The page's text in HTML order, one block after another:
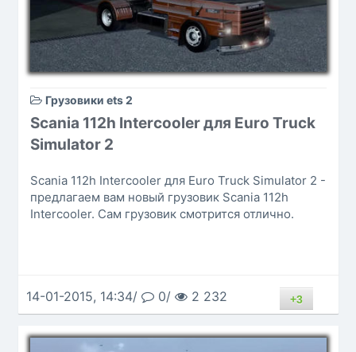
Грузовики ets 2
Scania 112h Intercooler для Euro Truck
Simulator 2
Scania 112h Intercooler для Euro Truck Simulator 2 -
предлагаем вам новый грузовик Scania 112h
Intercooler. Сам грузовик смотрится отлично.
14-01-2015, 14:34/ 0/ 2 232 +3